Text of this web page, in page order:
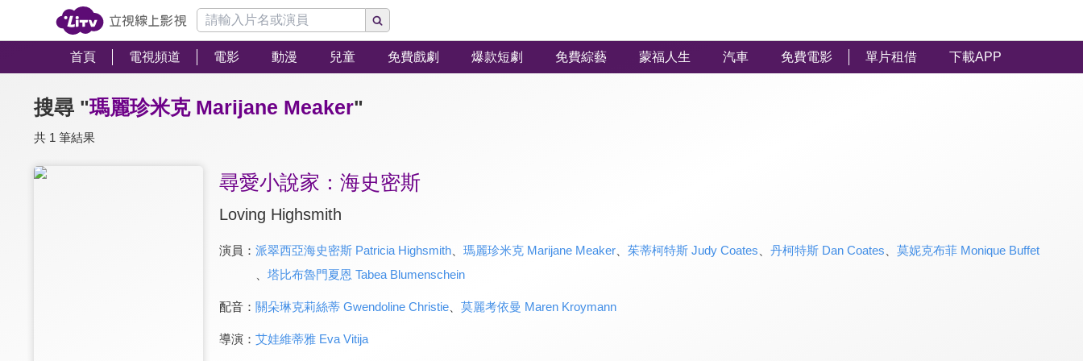
首頁 電視頻道 電影 動漫 兒童 免費戲劇 爆款短劇 免費綜藝 蒙福人生 汽車 免費電影 單片租借 下載APP
搜尋 "瑪麗珍米克 Marijane Meaker"
共 1 筆結果
尋愛小說家：海史密斯
Loving Highsmith
演員： 派翠西亞海史密斯 Patricia Highsmith、 瑪麗珍米克 Marijane Meaker、 茱蒂柯特斯 Judy Coates 丹柯特斯 Dan Coates
莫妮克布菲 Monique Buffet
塔比布魯門夏恩 Tabea Blumenschein
配音： 關朵琳克莉絲蒂 Gwendoline Christie、 莫麗考依曼 Maren Kroymann
導演： 艾娃維蒂雅 Eva Vitija